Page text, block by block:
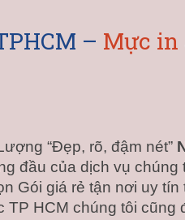
– Mực in
“Đẹp, rõ, đậm nét”
đầu của dịch vụ
Gói giá rẻ tận nơi uy tín
HCM chúng tôi cũng